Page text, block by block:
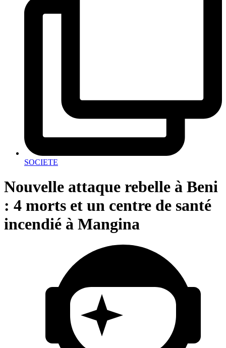
SOCIETE
Nouvelle attaque rebelle à Beni
: 4 morts et un centre de santé
incendié à Mangina